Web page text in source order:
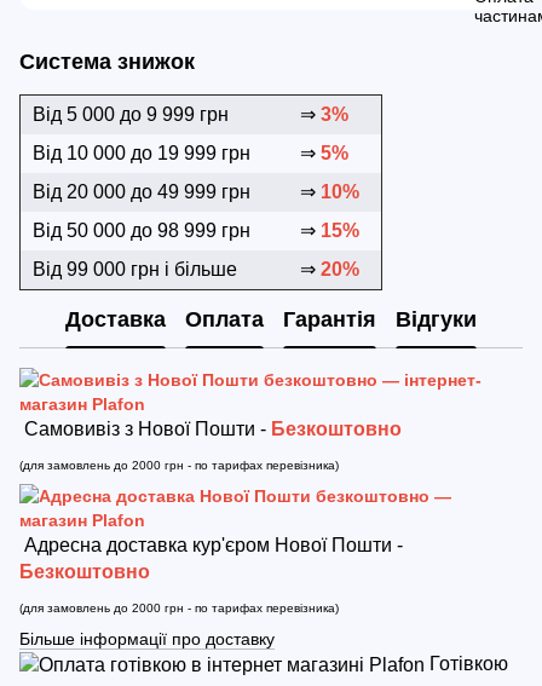
Система знижок
Від 5 000 до 9 999 грн ⇒ 3%
Від 10 000 до 19 999 грн
⇒ 5%
Від 20 000 до 49 999 грн
⇒ 10%
Від 50 000 до 98 999 грн
⇒ 15%
Від 99 000 грн і більше
⇒ 20%
Доставка Оплата Гарантія Відгуки
Самовивіз з Нової Пошти - Безкоштовно
(для замовлень до 2000 грн - по тарифах перевізника)
Адресна доставка кур'єром Нової Пошти -
Безкоштовно
(для замовлень до 2000 грн - по тарифах перевізника)
Більше інформації про доставку
Готівкою